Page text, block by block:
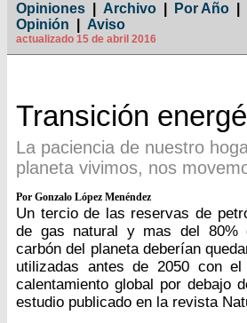
Opiniones Archivo Por Año
Opinión
Aviso
actualizado 15 de abril 2016
Transición
La paciencia de nuestro
planeta vivimos, nos
Por Gonzalo López Menéndez
Un tercio de las reservas de
de gas natural y mas del 80%
carbón del planeta deberían
utilizadas antes de 2050 con
calentamiento global por debajo
estudio publicado en la revista